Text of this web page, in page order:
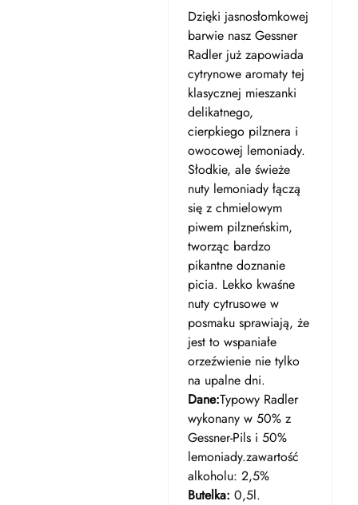
Dzięki jasnosłomkowej
barwie nasz Gessner
Radler już zapowiada
cytrynowe aromaty tej
klasycznej mieszanki
delikatnego,
cierpkiego pilznera i
owocowej lemoniady.
Słodkie, ale świeże
nuty lemoniady łączą
się z chmielowym
piwem pilzneńskim,
tworząc bardzo
pikantne doznanie
picia. Lekko kwaśne
nuty cytrusowe w
posmaku sprawiają, że
jest to wspaniałe
orzeźwienie nie tylko
na upalne dni.
Dane:Typowy Radler
wykonany w 50% z
Gessner-Pils i 50%
lemoniady.zawartość
alkoholu: 2,5%
Butelka: 0,5l.